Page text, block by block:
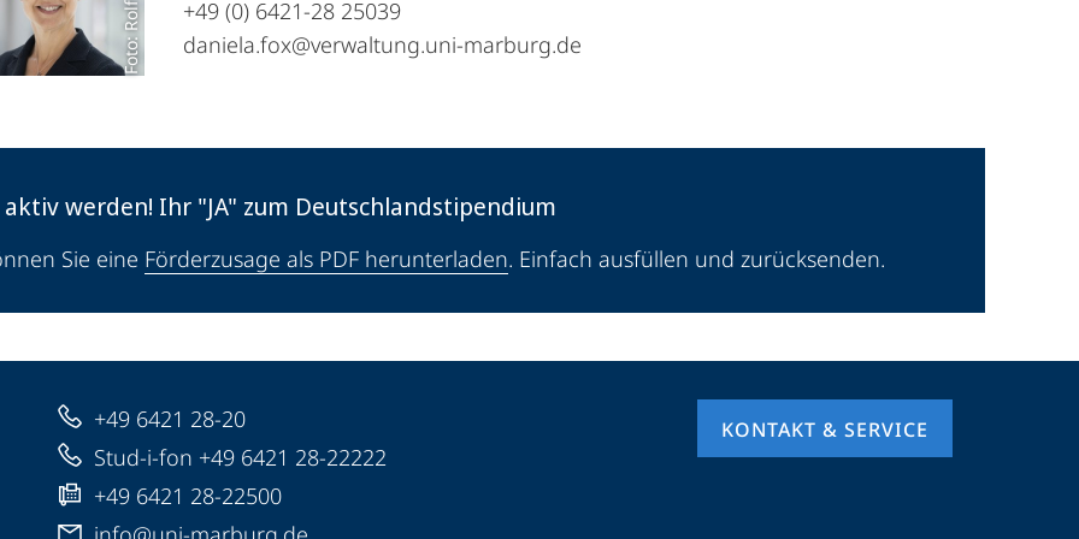
+49 (0) 6421-28 25039
daniela.fox@verwaltung.uni-marburg.de
aktiv werden! Ihr "JA" zum Deutschlandstipendium
Sie eine Förderzusage als PDF herunterladen. Einfach ausfüllen und zurücksenden.
+49 6421 28-20
Stud-i-fon +49 6421 28-22222
+49 6421 28-22500
KONTAKT & SERVICE